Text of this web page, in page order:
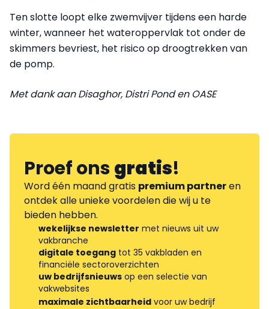
Ten slotte loopt elke zwemvijver tijdens een harde
winter, wanneer het wateroppervlak tot onder de
skimmers bevriest, het risico op droogtrekken van
de pomp.
Met dank aan Disaghor, Distri Pond en OASE
Proef onsgratis!
Word één maand gratis premium partneren
ontdek alle unieke voordelen die wij u te
bieden hebben.
wekelijkse newsletter met nieuws uit uw
vakbranche
digitale toegang tot 35 vakbladen en
financiële sectoroverzichten
uw bedrijfsnieuws op een selectie van
vakwebsites
maximale zichtbaarheid voor uw bedrijf